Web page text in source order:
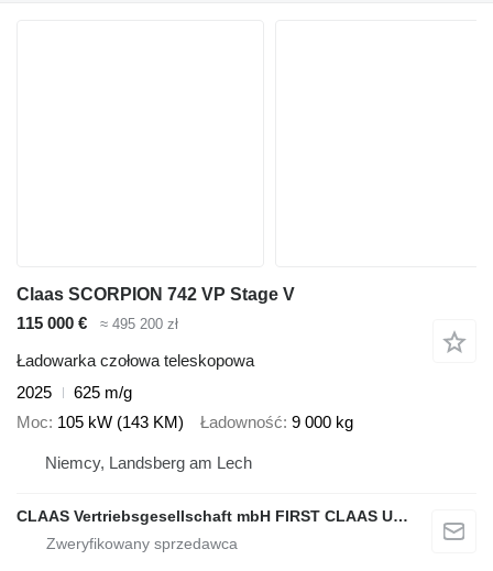
Claas SCORPION 742 VP Stage V
115 000 €
≈ 495 200 zł
Ładowarka czołowa teleskopowa
2025
625 m/g
Moc 105 kW (143 KM) Ładowność 9 000 kg
Niemcy, Landsberg am Lech
CLAAS Vertriebsgesellschaft mbH FIRST CLAAS USED Center